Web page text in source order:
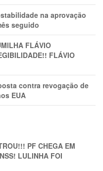
na aprovação
seguido
FLÁVIO
FLÁVIO
contra revogação de
EUA
PF CHEGA EM
LULINHA FOI